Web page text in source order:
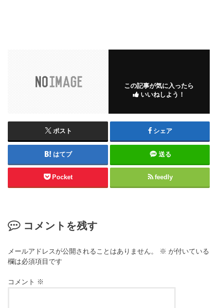
この記事が気に入ったら
いいねしよう！
ポスト シェア
はてブ 送る
Pocket feedly
コメントを残す
メールアドレスが公開されることはありません。 ※ が付いている
欄は必須項目です
コメント ※